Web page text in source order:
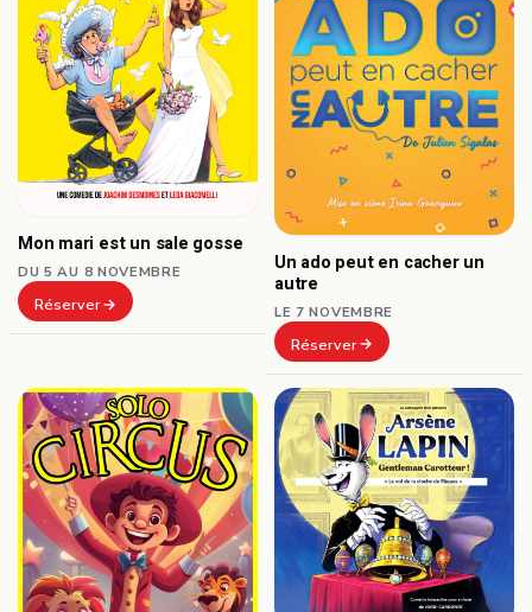
Mon mari est un sale gosse
DU 5 AU 8 NOVEMBRE
Réserver
Un ado peut en cacher un
autre
LE 7 NOVEMBRE
Réserver